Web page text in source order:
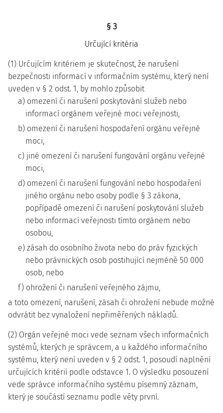
§ 3
Určující kritéria
(1) Určujícím kritériem je skutečnost, že narušení
bezpečnosti informací v informačním systému, který není
uveden v § 2 odst. 1, by mohlo způsobit
a) omezení či narušení poskytování služeb nebo
informací orgánem veřejné moci veřejnosti,
b) omezení či narušení hospodaření orgánu veřejné
moci,
c) jiné omezení či narušení fungování orgánu veřejné
moci,
d) omezení či narušení fungování nebo hospodaření
jiného orgánu nebo osoby podle § 3 zákona,
popřípadě omezení či narušení poskytování služeb
nebo informací veřejnosti tímto orgánem nebo
osobou,
e) zásah do osobního života nebo do práv fyzických
nebo právnických osob postihující nejméně 50 000
osob, nebo
f) ohrožení či narušení veřejného zájmu,
a toto omezení, narušení, zásah či ohrožení nebude možné
odvrátit bez vynaložení nepřiměřených nákladů.
(2) Orgán veřejné moci vede seznam všech informačních
systémů, kterých je správcem, a u každého informačního
systému, který není uveden v § 2 odst. 1, posoudí naplnění
určujících kritérií podle odstavce 1. O výsledku posouzení
vede správce informačního systému písemný záznam,
který je součástí seznamu podle věty první.